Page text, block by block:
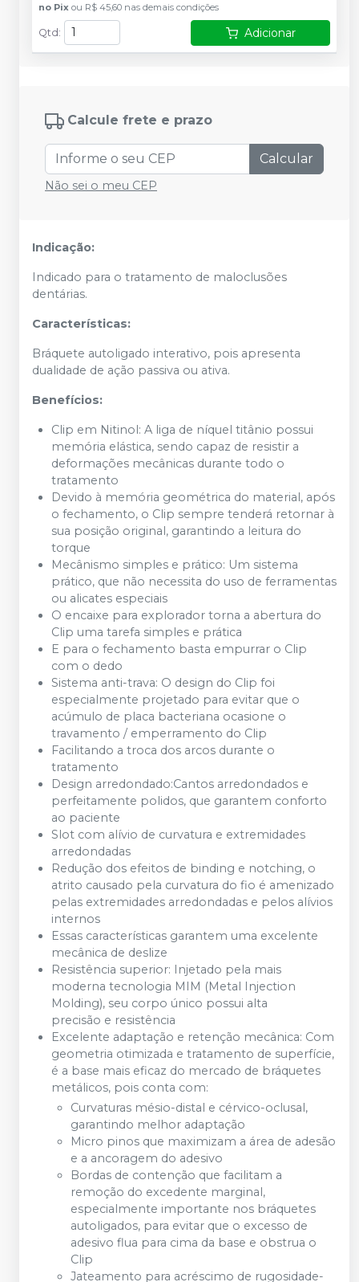
no Pix ou R$ 45,60 nas demais condições
Qtd : Adicionar
Calcule frete e prazo
Calcular
Não sei o meu CEP
Indicação:
Indicado para o tratamento de maloclusões
dentárias.
Características:
Bráquete autoligado interativo, pois apresenta
dualidade de ação passiva ou ativa.
Benefícios:
Clip em Nitinol: A liga de níquel titânio possui
memória elástica, sendo capaz de resistir a
deformações mecânicas durante todo o
tratamento
Devido à memória geométrica do material, após
o fechamento, o Clip sempre tenderá retornar à
sua posição original, garantindo a leitura do
torque
Mecânismo simples e prático: Um sistema
prático, que não necessita do uso de ferramentas
ou alicates especiais
O encaixe para explorador torna a abertura do
Clip uma tarefa simples e prática
E para o fechamento basta empurrar o Clip
com o dedo
Sistema anti-trava: O design do Clip foi
especialmente projetado para evitar que o
acúmulo de placa bacteriana ocasione o
travamento / emperramento do Clip
Facilitando a troca dos arcos durante o
tratamento
Design arredondado:Cantos arredondados e
perfeitamente polidos, que garantem conforto
ao paciente
Slot com alívio de curvatura e extremidades
arredondadas
Redução dos efeitos de binding e notching, o
atrito causado pela curvatura do fio é amenizado
pelas extremidades arredondadas e pelos alívios
internos
Essas características garantem uma excelente
mecânica de deslize
Resistência superior: Injetado pela mais
moderna tecnologia MIM (Metal Injection
Molding), seu corpo único possui alta
precisão e resistência
Excelente adaptação e retenção mecânica: Com
geometria otimizada e tratamento de superfície,
é a base mais eficaz do mercado de bráquetes
metálicos, pois conta com:
Curvaturas mésio-distal e cérvico-oclusal,
garantindo melhor adaptação
Micro pinos que maximizam a área de adesão
e a ancoragem do adesivo
Bordas de contenção que facilitam a
remoção do excedente marginal,
especialmente importante nos bráquetes
autoligados, para evitar que o excesso de
adesivo flua para cima da base e obstrua o
Clip
Jateamento para acréscimo de rugosidade-